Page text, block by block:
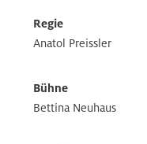
Regie
Anatol Preissler
Bühne
Bettina Neuhaus